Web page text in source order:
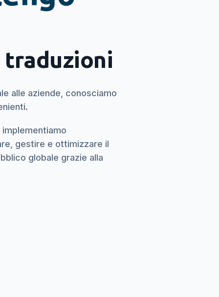
traduzioni
alle aziende, conosciamo
gestire e ottimizzare il
globale grazie alla